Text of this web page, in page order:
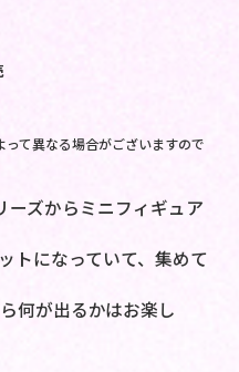
て異なる場合がございますので
ズからミニフィギュア
トになっていて、集めて
何が出るかはお楽し